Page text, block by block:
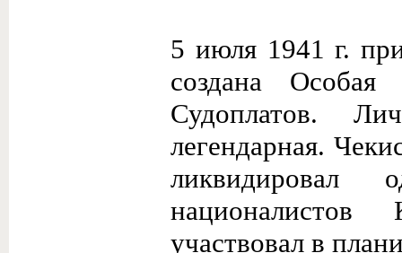
5 июля 1941 г.
создана Особая
Судоплатов.
легендарная.
ликвидировал
участвовал в